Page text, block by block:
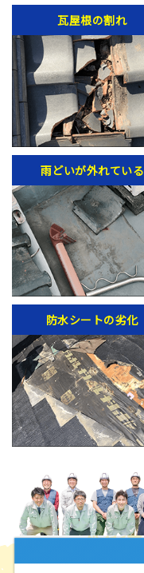
瓦屋根の割れ
雨どいが外れている
防水シートの劣化